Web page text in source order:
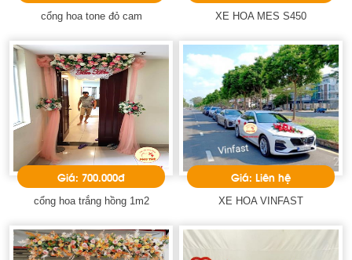
cổng hoa tone đỏ cam XE HOA MES S450
Giá: 700.000đ
cổng hoa trắng hồng 1m2
Giá: Liên hệ
XE HOA VINFAST